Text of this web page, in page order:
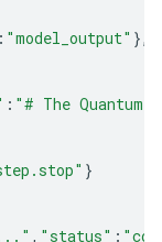
: "model_output" },
: "# The
}
, "status" :